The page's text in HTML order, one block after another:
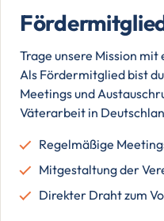
Trage unsere Mission
Als Fördermitglied bist
Meetings und
Väterarbeit in
Regelmäßige
Mitgestaltung der
Direkter Draht zum